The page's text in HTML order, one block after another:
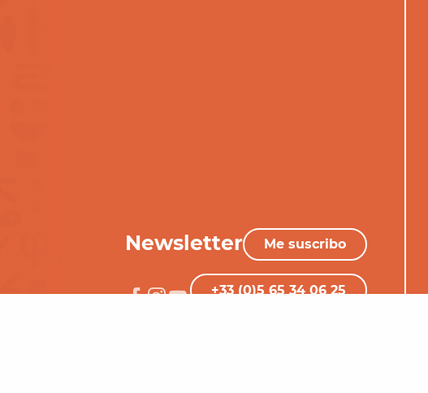
Newsletter Me suscribo
+33 (0)5 65 34 06 25